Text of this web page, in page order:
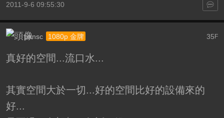
2011-9-6 09:55:30
35F
pansc 1080p 金牌
真好的空間...流口水...
其實空間大於一切...好的空間比好的設備來的
好...